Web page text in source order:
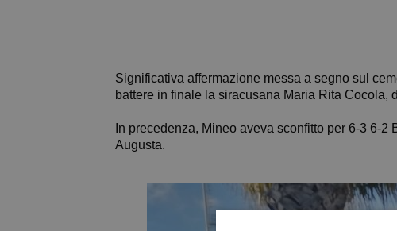
Significativa affermazione messa a segno sul
battere in finale la siracusana Maria Rita Cocola,
In precedenza, Mineo aveva sconfitto per 6-3 6-
Augusta.